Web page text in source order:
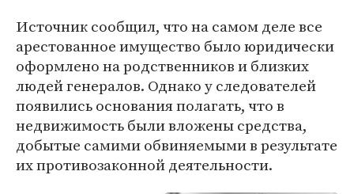
Источник сообщил, что на самом деле все
арестованное имущество было юридически
оформлено на родственников и близких
людей генералов. Однако у следователей
появились основания полагать, что в
недвижимость были вложены средства,
добытые самими обвиняемыми в результате
их противозаконной деятельности.